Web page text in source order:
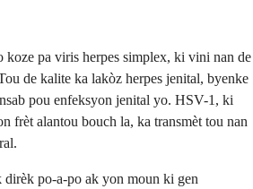
koze pa viris herpes simplex, ki vini nan de
de kalite ka lakòz herpes jenital, byenke
pou enfeksyon jenital yo. HSV-1, ki
frèt alantou bouch la, ka transmèt tou nan
po-a-po ak yon moun ki gen